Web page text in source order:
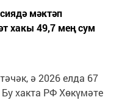
мәктәп
хакы 49,7 мең сум
ә 2026 елда 67
хакта РФ Хөкүмәте